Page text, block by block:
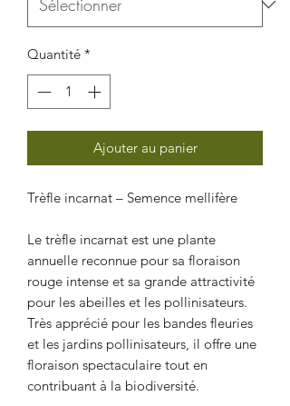
Quantité *
Ajouter au panier
Trèfle incarnat – Semence mellifère
Le trèfle incarnat est une plante
annuelle reconnue pour sa floraison
rouge intense et sa grande attractivité
pour les abeilles et les pollinisateurs.
Très apprécié pour les bandes fleuries
et les jardins pollinisateurs, il offre une
floraison spectaculaire tout en
contribuant à la biodiversité.